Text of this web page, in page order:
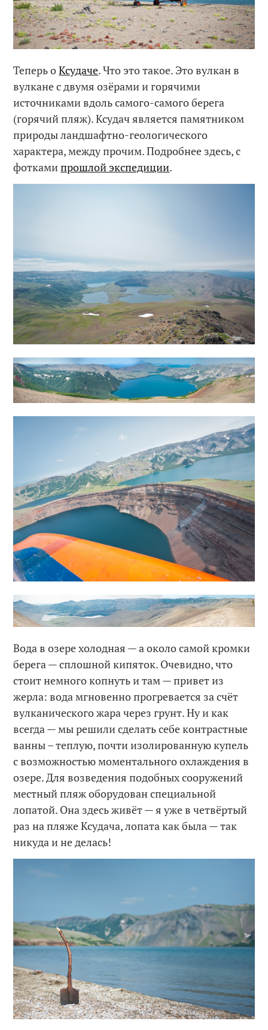
Теперь оКсудаче. Что это такое. Это вулкан в
вулкане с двумя озёрами и горячими
источниками вдоль самого-самого берега
(горячий пляж). Ксудач является памятником
природы ландшафтно-геологического
характера, между прочим. Подробнее здесь, с
фоткамипрошлой экспедиции.
Вода в озере холодная — а около самой кромки
берега — сплошной кипяток. Очевидно, что
стоит немного копнуть и там — привет из
жерла: вода мгновенно прогревается за счёт
вулканического жара через грунт. Ну и как
всегда — мы решили сделать себе контрастные
ванны – теплую, почти изолированную купель
с возможностью моментального охлаждения в
озере. Для возведения подобных сооружений
местный пляж оборудован специальной
лопатой. Она здесь живёт — я уже в четвёртый
раз на пляже Ксудача, лопата как была — так
никуда и не делась!